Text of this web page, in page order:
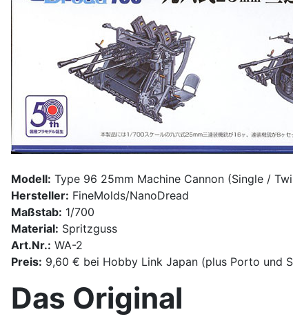
Modell: Type 96 25mm Machine Cannon (Single /
Hersteller: FineMolds/NanoDread
Maßstab: 1/700
Material: Spritzguss
Art.Nr.: WA-2
Preis: 9,60 € bei Hobby Link Japan (plus Porto und
Das Original